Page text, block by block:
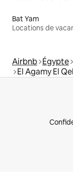
Bat Yam
Locations de
Airbnb Égypte
El Agamy El